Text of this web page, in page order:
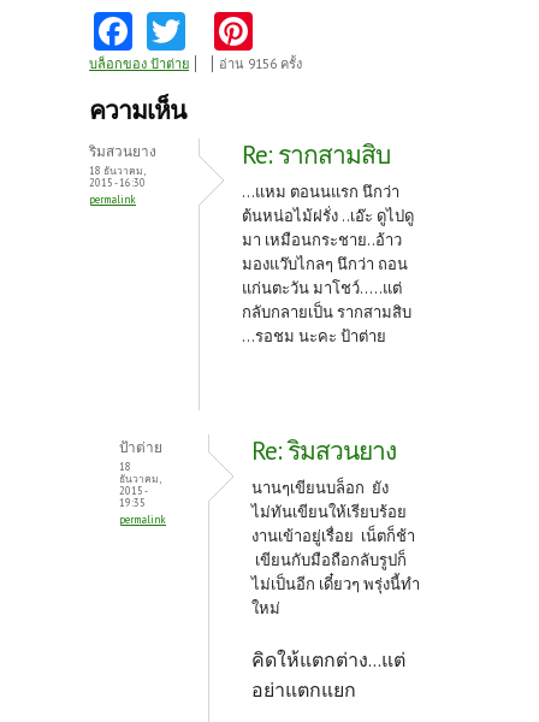
Fa
ce
b
o
o
k
w
itt
er
nt
es
t
บล็อกของ ป้าต่าย อ่าน 9156 ครั้ง
ความเห็น
ริมสวนยาง
18 ธันวาคม,
2015 - 16:30
permalink
Re: รากสามสิบ
...แหม ตอนนแรก นึกว่า
ต้นหน่อไม้ฝรั่ง ..เอ๊ะ ดูไปดู
มา เหมือนกระชาย..อ้าว
มองแว๊บไกลๆ นึกว่า ถอน
แก่นตะวัน มาโชว์.....แต่
กลับกลายเป็น รากสามสิบ
...รอชม นะคะ ป้าต่าย
ป้าต่าย
18
ธันวาคม,
2015 -
19:35
permalink
Re: ริมสวนยาง
นานๆเขียนบล็อก ยัง
ไม่ทันเขียนให้เรียบร้อย
งานเข้าอยู่เรื่อย เน็ตก็ช้า
เขียนกับมือถือกลับรูปก็
ไม่เป็นอีก เดี๋ยวๆ พรุ่งนี้ทำ
ใหม่
คิดให้แตกต่าง...แต่
อย่าแตกแยก